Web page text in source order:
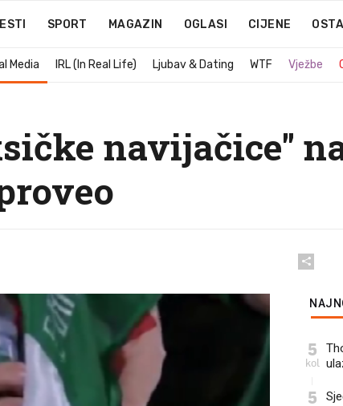
SPORT MAGAZIN OGLASI CIJENE
Media IRL (In Real Life) Ljubav & Dating WTF Vježbe
navijačice"
5
kol
5